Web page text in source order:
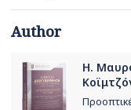
Author
Η.